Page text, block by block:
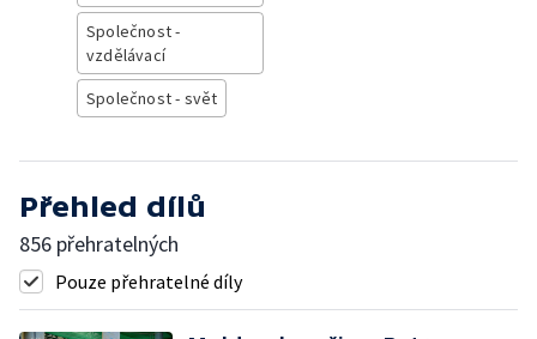
Společnost -
vzdělávací
Společnost - svět
Přehled dílů
856 přehratelných
Pouze přehratelné díly